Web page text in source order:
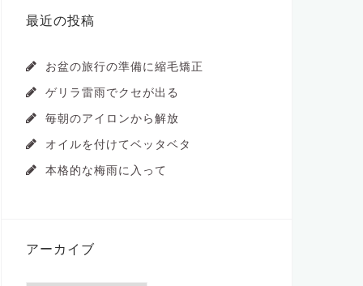
最近の投稿
お盆の旅行の準備に縮毛矯正
ゲリラ雷雨でクセが出る
毎朝のアイロンから解放
オイルを付けてベッタベタ
本格的な梅雨に入って
アーカイブ